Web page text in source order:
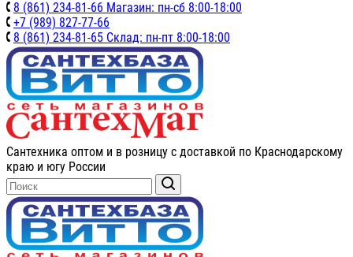
8 (861) 234-81-66 Магазин: пн-сб 8:00-18:00
+7 (989) 827-77-66
8 (861) 234-81-65 Склад: пн-пт 8:00-18:00
Сантехника оптом и в розницу с доставкой по Краснодарскому
краю и югу России